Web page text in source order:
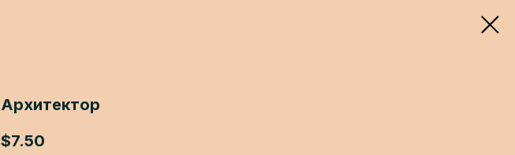
Архитектор
$7.50